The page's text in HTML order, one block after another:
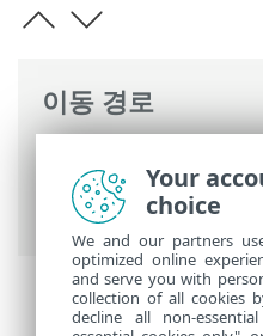
이동 경로
명령과 함께 ESET
> 클러스터
Your
choice
We and our partners
optimized online
and serve you with
collection of all cookies
decline all non-